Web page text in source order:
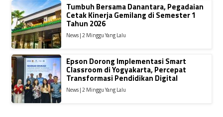
Tumbuh Bersama Danantara, Pegadaian
Cetak Kinerja Gemilang di Semester 1
Tahun 2026
News | 2 Minggu Yang Lalu
Epson Dorong Implementasi Smart
Classroom di Yogyakarta, Percepat
Transformasi Pendidikan Digital
News | 2 Minggu Yang Lalu